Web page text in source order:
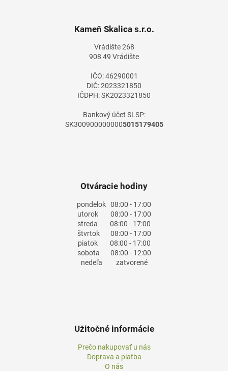
c
e
p
v
k
y
ý
p
Kameň Skalica s.r.o.
Vrádište 268
908 49 Vrádište
IČO: 46290001
DIČ: 2023321850
IČDPH: SK2023321850
Bankový účet SLSP:
SK3009000000005015179405
Otváracie hodiny
pondelok 08:00 - 17:00
utorok08:00 - 17:00
streda 08:00 - 17:00
štvrtok08:00 - 17:00
piatok08:00 - 17:00
sobota 08:00 - 12:00
nedeľa zatvorené
Užitočné informácie
Prečo nakupovať u nás
Doprava a platba
O nás